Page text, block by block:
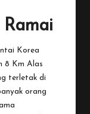
Korea
8 Km Alas
terletak di
orang